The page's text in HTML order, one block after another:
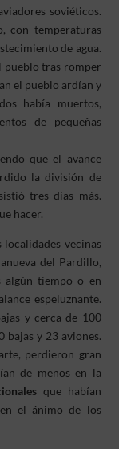
soviéticos.
con temperaturas
de agua.
pueblo tras romper
el pueblo ardían y
había muertos,
de pequeñas
que el avance
la división de
tres días más.
hacer.
vecinas
del Pardillo,
algún tiempo o en
espeluznante.
y cerca de 100
bajas y 23 aviones.
perdieron gran
de menos en la
que habían
el ánimo de los